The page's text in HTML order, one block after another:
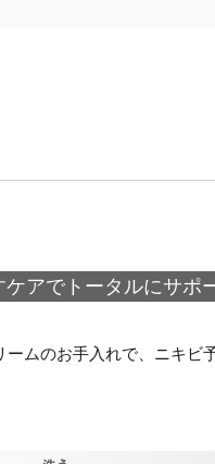
アでトータルにサポ
ームのお手入れで、ニキビ